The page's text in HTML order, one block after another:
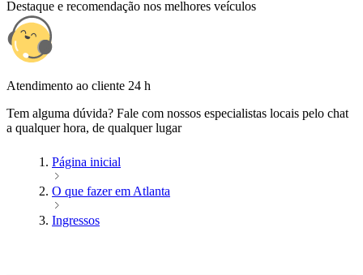
Destaque e recomendação nos melhores veículos
Atendimento ao cliente 24 h
Tem alguma dúvida? Fale com nossos especialistas locais pelo chat
a qualquer hora, de qualquer lugar
Página inicial
O que fazer em Atlanta
Ingressos